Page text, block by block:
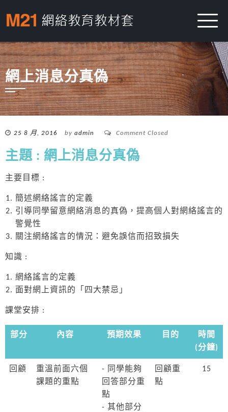
網上消息分真偽
25 8 月, 2016 by admin Comment Closed
主題 : 網上消息分真偽
主要目標 :
簡述網絡謠言的定義
引導同學留意網絡消息的真偽，提高個人對網絡謠言的
警覺性
關注網絡謠言的情況：避免誤信而招致損失
知識 :
網絡謠言的定義
面對網上資訊的「四大禁忌」
課堂安排 :
部分 內容 預期效果 目的
時間
(分鐘)
回顧
重溫前面六個
課題的重點
- 同學能夠
回答部分重
點
- 其他部分
回顧重
點
15